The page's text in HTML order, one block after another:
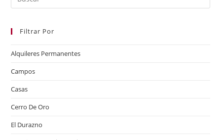
Filtrar Por
Alquileres Permanentes
Campos
Casas
Cerro De Oro
El Durazno